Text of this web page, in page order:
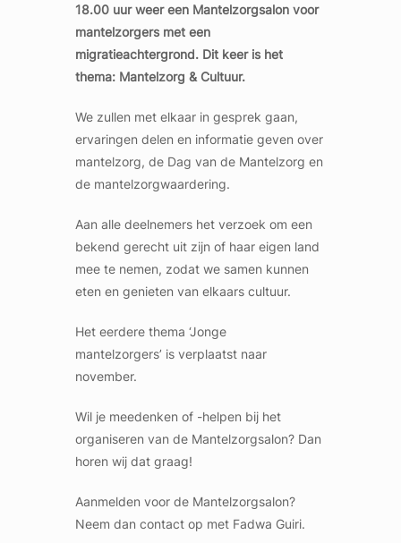
18.00 uur weer een Mantelzorgsalon voor
mantelzorgers met een
migratieachtergrond. Dit keer is het
thema: Mantelzorg & Cultuur.
We zullen met elkaar in gesprek gaan,
ervaringen delen en informatie geven over
mantelzorg, de Dag van de Mantelzorg en
de mantelzorgwaardering.
Aan alle deelnemers het verzoek om een
bekend gerecht uit zijn of haar eigen land
mee te nemen, zodat we samen kunnen
eten en genieten van elkaars cultuur.
Het eerdere thema ‘Jonge
mantelzorgers’ is verplaatst naar
november.
Wil je meedenken of -helpen bij het
organiseren van de Mantelzorgsalon? Dan
horen wij dat graag!
Aanmelden voor de Mantelzorgsalon?
Neem dan contact op met Fadwa Guiri.